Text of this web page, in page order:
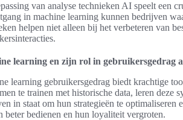
van analyse technieken AI speelt een
in machine learning kunnen bedrijven
helpen niet alleen bij het verbeteren van
learning en zijn rol in gebruikersgedrag
learning gebruikersgedrag biedt krachtige
te trainen met historische data, leren deze
in staat om hun strategieën te optimaliseren
beter bedienen en hun loyaliteit vergroten.